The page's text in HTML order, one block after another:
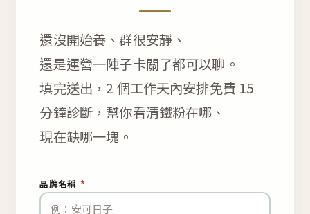
還沒開始養、群很安靜、
還是運營一陣子卡關了都可以聊。
填完送出，2 個工作天內安排免費 15
分鐘診斷，幫你看清鐵粉在哪、
現在缺哪一塊。
品牌名稱 *